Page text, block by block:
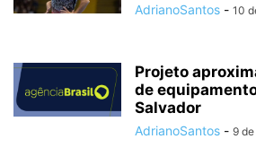
AdrianoSantos - 10
Projeto
de
Salvador
AdrianoSantos - 9